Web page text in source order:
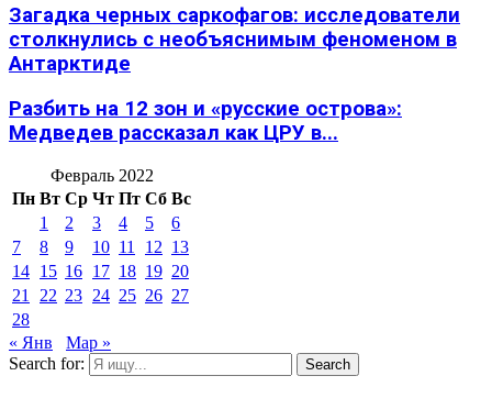
Загадка черных саркофагов: исследователи
столкнулись с необъяснимым феноменом в
Антарктиде
Разбить на 12 зон и «русские острова»:
Медведев рассказал как ЦРУ в...
Февраль 2022
Пн Вт Ср Чт Пт Сб Вс
1
2 3 4 5
6
7
8 9 10 11 12 13
14 15 16 17 18 19 20
21
22 23 24 25 26 27
28
« Янв
Мар »
Search for:
Search